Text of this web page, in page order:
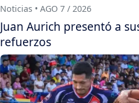
Noticias • AGO 7 / 2026
Juan Aurich presentó a
refuerzos